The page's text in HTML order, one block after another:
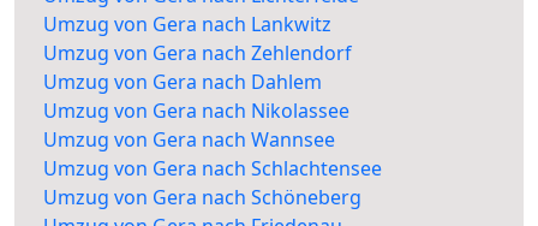
Umzug von Gera nach Lankwitz
Umzug von Gera nach Zehlendorf
Umzug von Gera nach Dahlem
Umzug von Gera nach Nikolassee
Umzug von Gera nach Wannsee
Umzug von Gera nach Schlachtensee
Umzug von Gera nach Schöneberg